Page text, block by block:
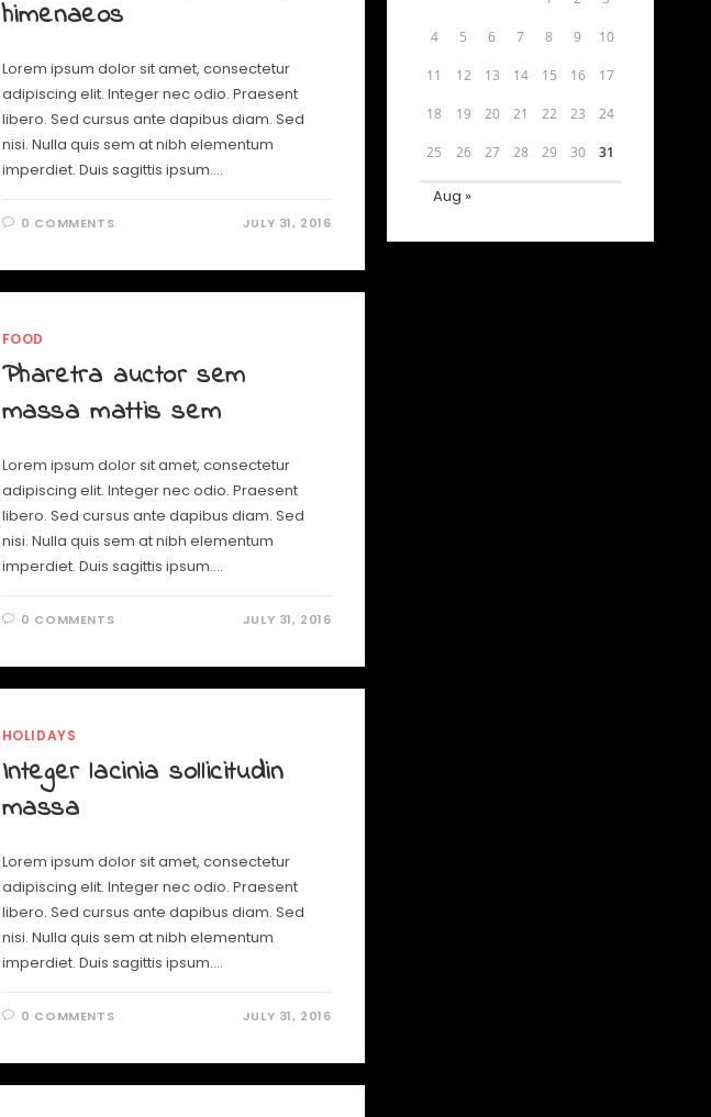
himenaeos
Lorem ipsum dolor sit amet, consectetur
adipiscing elit. Integer nec odio. Praesent
libero. Sed cursus ante dapibus diam. Sed
nisi. Nulla quis sem at nibh elementum
imperdiet. Duis sagittis ipsum.…
0 COMMENTS JULY 31, 2016
FOOD
Pharetra auctor sem
massa mattis sem
Lorem ipsum dolor sit amet, consectetur
adipiscing elit. Integer nec odio. Praesent
libero. Sed cursus ante dapibus diam. Sed
nisi. Nulla quis sem at nibh elementum
imperdiet. Duis sagittis ipsum.…
0 COMMENTS JULY 31, 2016
HOLIDAYS
Integer lacinia sollicitudin
massa
Lorem ipsum dolor sit amet, consectetur
adipiscing elit. Integer nec odio. Praesent
libero. Sed cursus ante dapibus diam. Sed
nisi. Nulla quis sem at nibh elementum
imperdiet. Duis sagittis ipsum.…
0 COMMENTS JULY 31, 2016
4 5 6 7 8 9 10
11 12 13 14 15 16 17
18 19 20 21 22 23 24
25 26 27 28 29 30 31
Aug »